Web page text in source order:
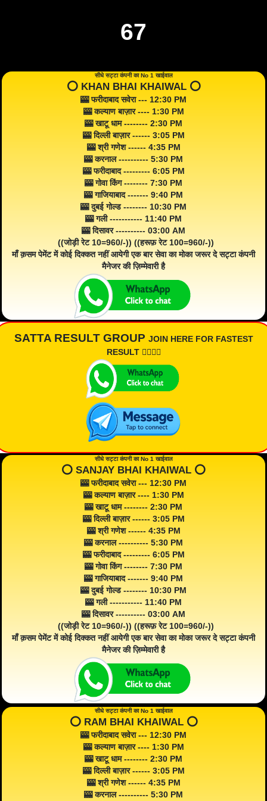
67
सीधे सट्टा कंपनी का No 1 खाईवाल
⭕️ KHAN BHAI KHAIWAL ⭕️
🎰 फरीदाबाद सवेरा --- 12:30 PM
🎰 कल्याण बाज़ार ---- 1:30 PM
🎰 खाटू धाम -------- 2:30 PM
🎰 दिल्ली बाज़ार ------ 3:05 PM
🎰 श्री गणेश ------ 4:35 PM
🎰 करनाल ---------- 5:30 PM
🎰 फरीदाबाद --------- 6:05 PM
🎰 गोवा किंग -------- 7:30 PM
🎰 गाजियाबाद ------- 9:40 PM
🎰 दुबई गोल्ड -------- 10:30 PM
🎰 गली ----------- 11:40 PM
🎰 दिसावर ---------- 03:00 AM
((जोड़ी रेट 10=960/-)) ((हरूफ़ रेट 100=960/-))
माँ क़सम पेमेंट में कोई दिक्कत नहीं आयेगी एक बार सेवा का मोका जरूर दे सट्टा कंपनी
मैनेजर की ज़िम्मेवारी है
SATTA RESULT GROUP JOIN HERE FOR FASTEST
RESULT 👇🏾👇🏾
सीधे सट्टा कंपनी का No 1 खाईवाल
⭕️ SANJAY BHAI KHAIWAL ⭕️
🎰 फरीदाबाद सवेरा --- 12:30 PM
🎰 कल्याण बाज़ार ---- 1:30 PM
🎰 खाटू धाम -------- 2:30 PM
🎰 दिल्ली बाज़ार ------ 3:05 PM
🎰 श्री गणेश ------ 4:35 PM
🎰 करनाल ---------- 5:30 PM
🎰 फरीदाबाद --------- 6:05 PM
🎰 गोवा किंग -------- 7:30 PM
🎰 गाजियाबाद ------- 9:40 PM
🎰 दुबई गोल्ड -------- 10:30 PM
🎰 गली ----------- 11:40 PM
🎰 दिसावर ---------- 03:00 AM
((जोड़ी रेट 10=960/-)) ((हरूफ़ रेट 100=960/-))
माँ क़सम पेमेंट में कोई दिक्कत नहीं आयेगी एक बार सेवा का मोका जरूर दे सट्टा कंपनी
मैनेजर की ज़िम्मेवारी है
सीधे सट्टा कंपनी का No 1 खाईवाल
⭕️ RAM BHAI KHAIWAL ⭕️
🎰 फरीदाबाद सवेरा --- 12:30 PM
🎰 कल्याण बाज़ार ---- 1:30 PM
🎰 खाटू धाम -------- 2:30 PM
🎰 दिल्ली बाज़ार ------ 3:05 PM
🎰 श्री गणेश ------ 4:35 PM
🎰 करनाल ---------- 5:30 PM